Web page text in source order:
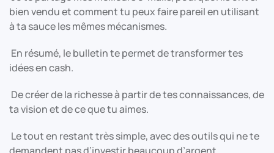
bien vendu et comment tu peux faire pareil en utilisant
à ta sauce les mêmes mécanismes.
En résumé, le bulletin te permet de transformer tes
idées en cash.
De créer de la richesse à partir de tes connaissances, de
ta vision et de ce que tu aimes.
Le tout en restant très simple, avec des outils qui ne te